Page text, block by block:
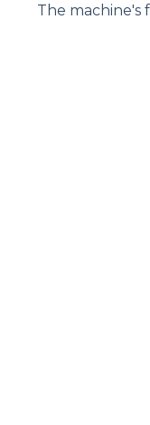
The